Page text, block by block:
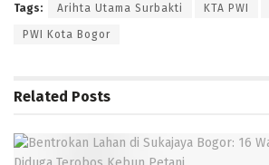
Tags: Arihta Utama Surbakti KTA PWI
PWI Kota Bogor
Related Posts